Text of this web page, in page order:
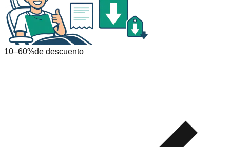
10–60%de descuento